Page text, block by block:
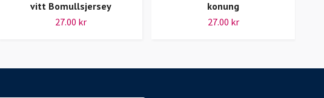
vitt Bomullsjersey
27.00 kr
konung
27.00 kr